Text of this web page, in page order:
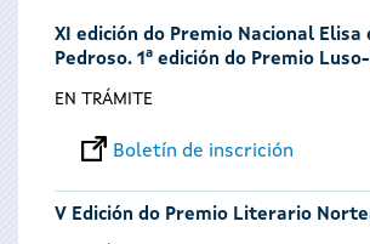
aquíXI edición do Premio Nacional Elisa
Pedroso. 1ª edición do Premio
EN TRÁMITE
Boletín de inscrición
V Edición do Premio Literario